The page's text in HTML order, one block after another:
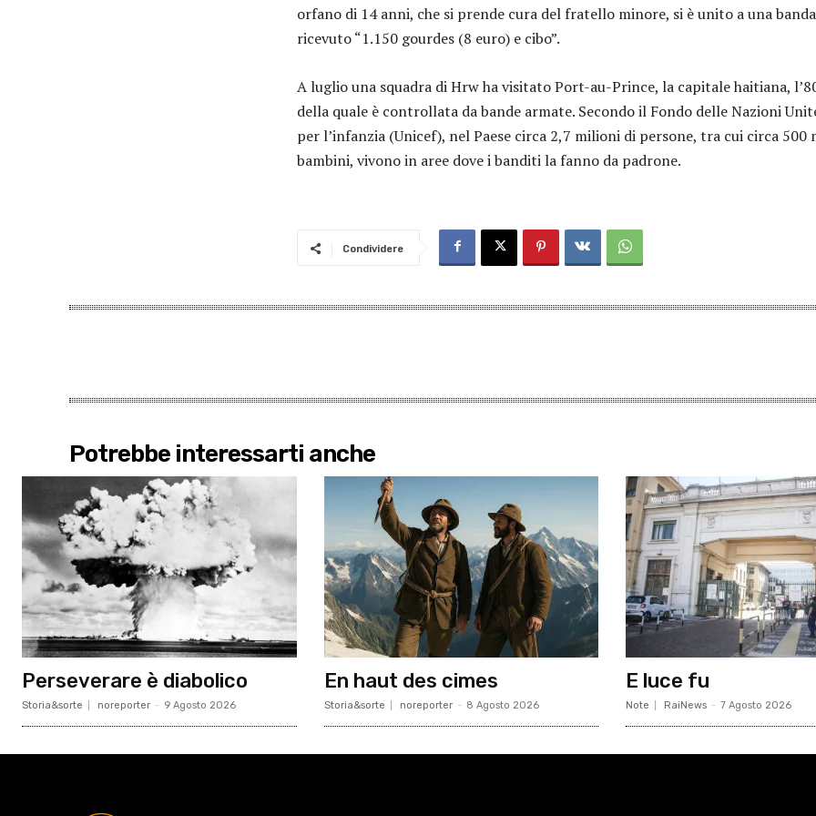
orfano di 14 anni, che si prende cura del fratello minore, si è unito a una
ricevuto “1.150 gourdes (8 euro) e cibo”.
A luglio una squadra di Hrw ha visitato Port-au-Prince, la capitale haitiana,
della quale è controllata da bande armate. Secondo il Fondo delle Nazioni
per l’infanzia (Unicef), nel Paese circa 2,7 milioni di persone, tra cui circa 500
bambini, vivono in aree dove i banditi la fanno da padrone.
Condividere
Potrebbe interessarti anche
Perseverare è diabolico
Storia&sorte noreporter - 9 Agosto 2026
En haut des cimes
Storia&sorte noreporter - 8 Agosto 2026
E luce fu
Note RaiNews - 7 Agosto 2026